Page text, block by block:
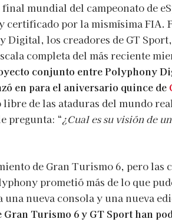
mundial del campeonato de
certificado por la mismísima FIA.
Digital, los creadores de GT Sport,
completa del más reciente
conjunto entre Polyphony
en para el aniversario quince de
de las ataduras del mundo
pregunta: “¿Cual es su visión de
de Gran Turismo 6, pero las
prometió más de lo que
nueva consola y una nueva
Turismo 6 y GT Sport han